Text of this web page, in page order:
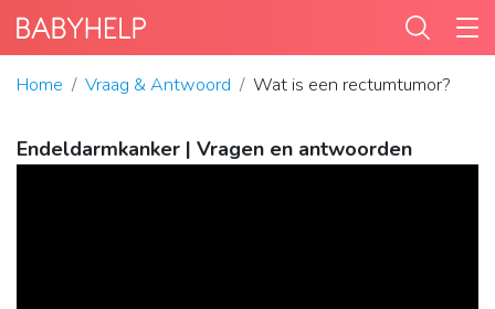
Home Vraag & Antwoord Wat is een rectumtumor?
Endeldarmkanker | Vragen en antwoorden